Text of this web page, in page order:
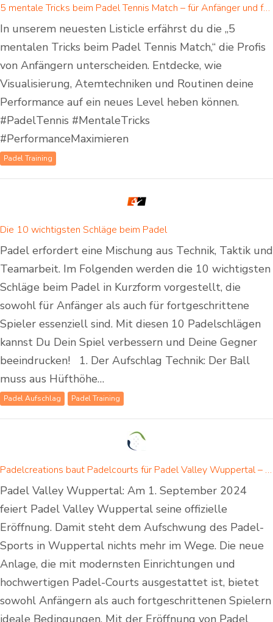
5 mentale Tricks beim Padel Tennis Match – für Anfänger und fortgeschrittene Padelspieler
In unserem neuesten Listicle erfährst du die „5
mentalen Tricks beim Padel Tennis Match,“ die Profis
von Anfängern unterscheiden. Entdecke, wie
Visualisierung, Atemtechniken und Routinen deine
Performance auf ein neues Level heben können.
#PadelTennis #MentaleTricks
#PerformanceMaximieren
Padel Training
Die 10 wichtigsten Schläge beim Padel
Padel erfordert eine Mischung aus Technik, Taktik und
Teamarbeit. Im Folgenden werden die 10 wichtigsten
Schläge beim Padel in Kurzform vorgestellt, die
sowohl für Anfänger als auch für fortgeschrittene
Spieler essenziell sind. Mit diesen 10 Padelschlägen
kannst Du Dein Spiel verbessern und Deine Gegner
beeindrucken! 1. Der Aufschlag Technik: Der Ball
muss aus Hüfthöhe…
Padel Aufschlag Padel Training
Padelcreations baut Padelcourts für Padel Valley Wuppertal – Eröffnung am 01. September 2024
Padel Valley Wuppertal: Am 1. September 2024
feiert Padel Valley Wuppertal seine offizielle
Eröffnung. Damit steht dem Aufschwung des Padel-
Sports in Wuppertal nichts mehr im Wege. Die neue
Anlage, die mit modernsten Einrichtungen und
hochwertigen Padel-Courts ausgestattet ist, bietet
sowohl Anfängern als auch fortgeschrittenen Spielern
ideale Bedingungen. Mit der Eröffnung von Padel